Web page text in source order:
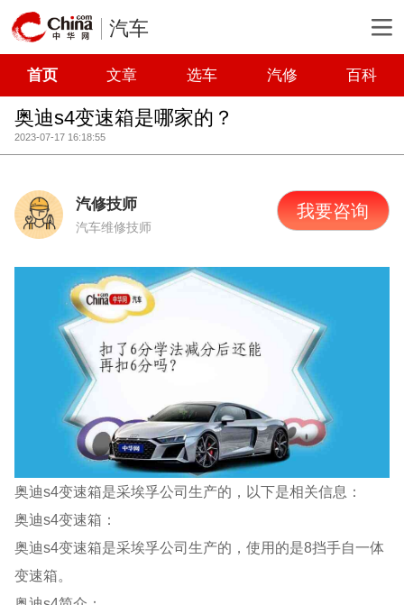
汽车
首页 文章 选车 汽修 百科
奥迪s4变速箱是哪家的？
2023-07-17 16:18:55
汽修技师
汽车维修技师
我要咨询
奥迪s4变速箱是采埃孚公司生产的，以下是相关信息：
奥迪s4变速箱：
奥迪s4变速箱是采埃孚公司生产的，使用的是8挡手自一体
变速箱。